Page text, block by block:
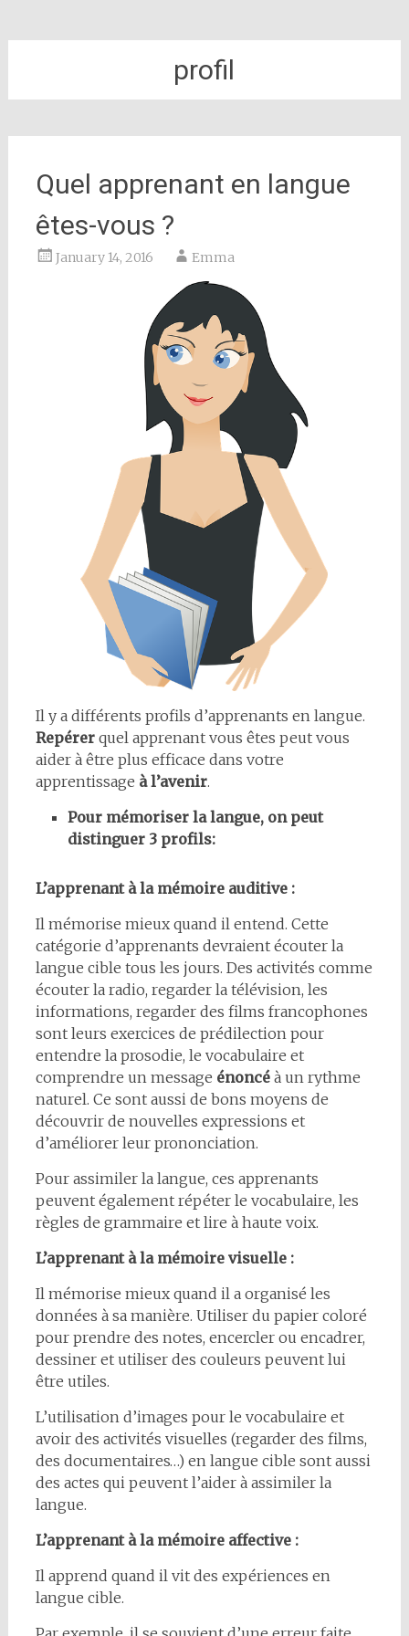
profil
Quel apprenant en langue
êtes-vous ?
January 14, 2016 Emma
Il y a différents profils d’apprenants en langue.
Repérerquel apprenant vous êtes peut vous
aider à être plus efficace dans votre
apprentissage à l’avenir.
Pour mémoriser la langue, on peut
distinguer 3 profils:
L’apprenant à la mémoire auditive :
Il mémorise mieux quand il entend. Cette
catégorie d’apprenants devraient écouter la
langue cible tous les jours. Des activités comme
écouter la radio, regarder la télévision, les
informations, regarder des films francophones
sont leurs exercices de prédilection pour
entendre la prosodie, le vocabulaire et
comprendre un message énoncéà un rythme
naturel. Ce sont aussi de bons moyens de
découvrir de nouvelles expressions et
d’améliorer leur prononciation.
Pour assimiler la langue, ces apprenants
peuvent également répéter le vocabulaire, les
règles de grammaire et lire à haute voix.
L’apprenant à la mémoire visuelle :
Il mémorise mieux quand il a organisé les
données à sa manière. Utiliser du papier coloré
pour prendre des notes, encercler ou encadrer,
dessiner et utiliser des couleurs peuvent lui
être utiles.
L’utilisation d’images pour le vocabulaire et
avoir des activités visuelles (regarder des films,
des documentaires…) en langue cible sont aussi
des actes qui peuvent l’aider à assimiler la
langue.
L’apprenant à la mémoire affective :
Il apprend quand il vit des expériences en
langue cible.